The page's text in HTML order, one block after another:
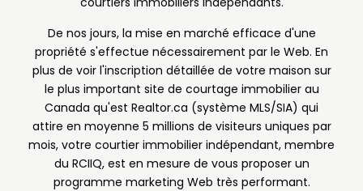
De nos jours, la mise en marché efficace d'une
propriété s'effectue nécessairement par le Web. En
plus de voir l'inscription détaillée de votre maison sur
le plus important site de courtage immobilier au
Canada qu'est Realtor.ca (système MLS/SIA) qui
attire en moyenne 5 millions de visiteurs uniques par
mois, votre courtier immobilier indépendant, membre
du RCIIQ, est en mesure de vous proposer un
programme marketing Web très performant.